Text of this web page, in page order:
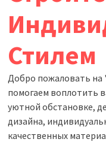
Стилем
Добро пожаловать
помогаем воплотить
уютной обстановке,
дизайна,
качественных